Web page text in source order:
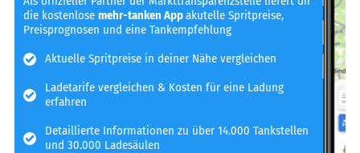
die kostenlosemehr-tanken Appakutelle Spritpreise,
Preisprognosen und eine Tankempfehlung
Aktuelle Spritpreise in deiner Nähe vergleichen
Ladetarife vergleichen & Kosten für eine Ladung
erfahren
Detaillierte Informationen zu über 14.000 Tankstellen
und 30.000 Ladesäulen